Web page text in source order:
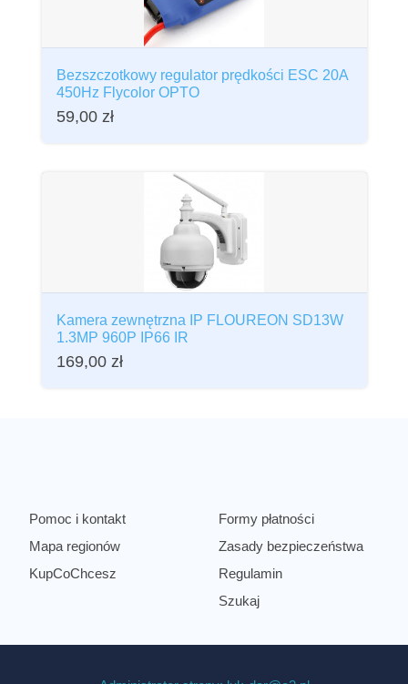
Bezszczotkowy regulator prędkości ESC 20A
450Hz Flycolor OPTO
59,00 zł
Kamera zewnętrzna IP FLOUREON SD13W
1.3MP 960P IP66 IR
169,00 zł
Pomoc i kontakt
Mapa regionów
KupCoChcesz
Formy płatności
Zasady bezpieczeństwa
Regulamin
Szukaj